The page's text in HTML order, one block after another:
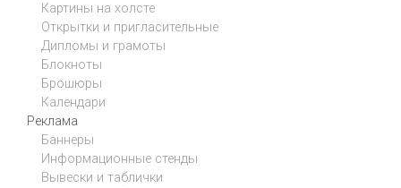
Картины на холсте
Открытки и пригласительные
Дипломы и грамоты
Блокноты
Брошюры
Календари
Реклама
Баннеры
Информационные стенды
Вывески и таблички